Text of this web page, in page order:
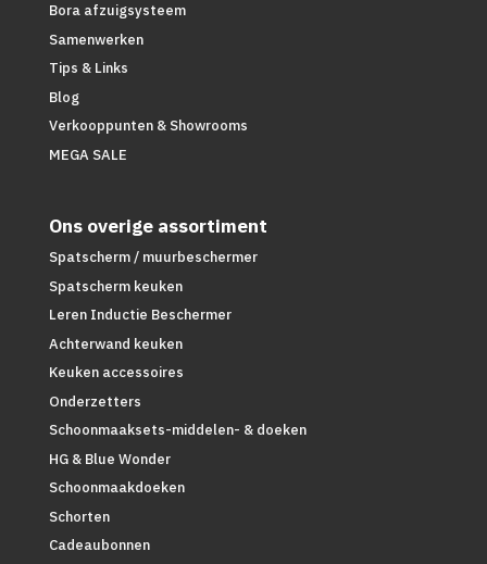
Bora afzuigsysteem
Samenwerken
Tips & Links
Blog
Verkooppunten & Showrooms
MEGA SALE
Ons overige assortiment
Spatscherm / muurbeschermer
Spatscherm keuken
Leren Inductie Beschermer
Achterwand keuken
Keuken accessoires
Onderzetters
Schoonmaaksets-middelen- & doeken
HG & Blue Wonder
Schoonmaakdoeken
Schorten
Cadeaubonnen